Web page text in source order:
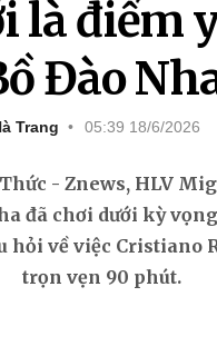
là điểm
Đào
Trang 05:39 18/6/2026
- Znews, HLV
đã chơi dưới kỳ
hỏi về việc Cristiano
trọn vẹn 90 phút.